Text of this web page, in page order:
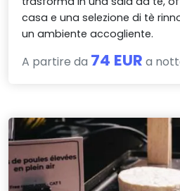
casa e una selezione di tè
un ambiente accogliente.
A partire da 74 EUR a